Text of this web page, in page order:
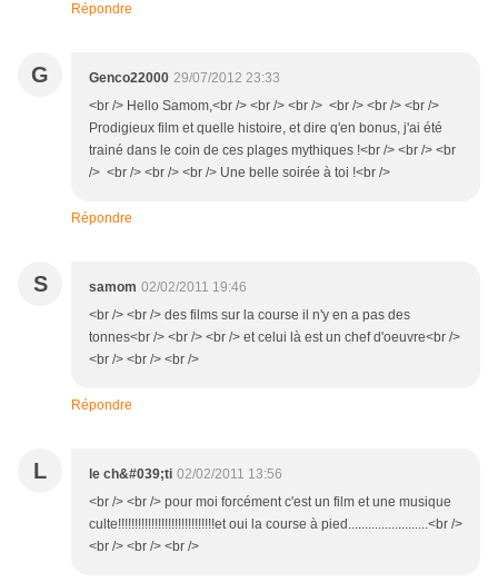
Répondre
G Genco22000 29/07/2012 23:33
<br /> Hello Samom,<br /> <br /> <br /> <br /> <br /> <br />
Prodigieux film et quelle histoire, et dire q'en bonus, j'ai été
trainé dans le coin de ces plages mythiques !<br /> <br /> <br
/> <br /> <br /> <br /> Une belle soirée à toi !<br />
Répondre
S samom 02/02/2011 19:46
<br /> <br /> des films sur la course il n'y en a pas des
tonnes<br /> <br /> <br /> et celui là est un chef d'oeuvre<br />
<br /> <br /> <br />
Répondre
L le ch&#039;ti 02/02/2011 13:56
<br /> <br /> pour moi forcément c'est un film et une musique
culte!!!!!!!!!!!!!!!!!!!!!!!!!!!!!et oui la course à pied........................<br />
<br /> <br /> <br />